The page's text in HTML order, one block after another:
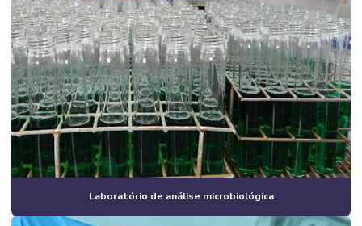
Laboratório de análise microbiológica